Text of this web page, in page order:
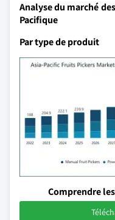
Analyse du marché
Pacifique
Par type de produit
Comprendre